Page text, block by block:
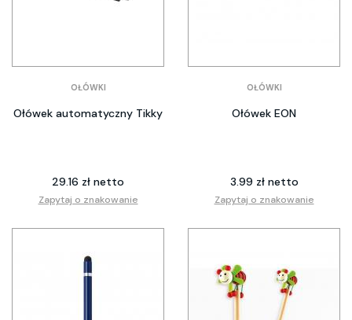
OŁÓWKI
Ołówek automatyczny Tikky
29.16 zł netto
Zapytaj o znakowanie
OŁÓWKI
Ołówek EON
3.99 zł netto
Zapytaj o znakowanie